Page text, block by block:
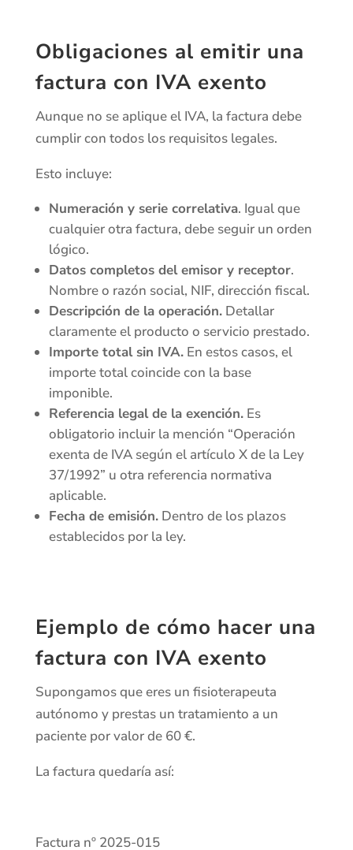
Obligaciones al emitir una
factura con IVA exento
Aunque no se aplique el IVA, la factura debe
cumplir con todos los requisitos legales.
Esto incluye:
Numeración y serie correlativa. Igual que
cualquier otra factura, debe seguir un orden
lógico.
Datos completos del emisor y receptor.
Nombre o razón social, NIF, dirección fiscal.
Descripción de la operación.Detallar
claramente el producto o servicio prestado.
Importe total sin IVA.En estos casos, el
importe total coincide con la base
imponible.
Referencia legal de la exención.Es
obligatorio incluir la mención “Operación
exenta de IVA según el artículo X de la Ley
37/1992” u otra referencia normativa
aplicable.
Fecha de emisión.Dentro de los plazos
establecidos por la ley.
Ejemplo de cómo hacer una
factura con IVA exento
Supongamos que eres un fisioterapeuta
autónomo y prestas un tratamiento a un
paciente por valor de 60 €.
La factura quedaría así:
Factura nº 2025-015